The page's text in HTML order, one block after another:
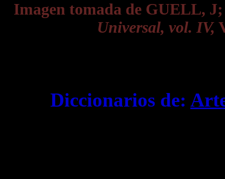
Imagen tomada de GUELL,
Universal, vol. IV,
Diccionarios de: